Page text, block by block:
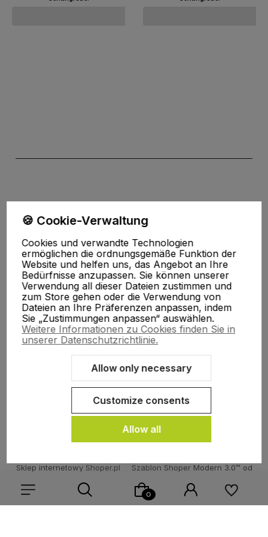
der Datenschutzerklärung
Mein Konto
Hilfe, Lieferung
Sklep internetowy Shoper.pl Szablon Shoper Modern 3.0™ od
🍪 Cookie-Verwaltung
Cookies und verwandte Technologien
ermöglichen die ordnungsgemäße Funktion der
Website und helfen uns, das Angebot an Ihre
Bedürfnisse anzupassen. Sie können unserer
Verwendung all dieser Dateien zustimmen und
zum Store gehen oder die Verwendung von
Dateien an Ihre Präferenzen anpassen, indem
Sie „Zustimmungen anpassen“ auswählen.
Weitere Informationen zu Cookies finden Sie in
unserer Datenschutzrichtlinie.
Allow only necessary
Customize consents
Allow all